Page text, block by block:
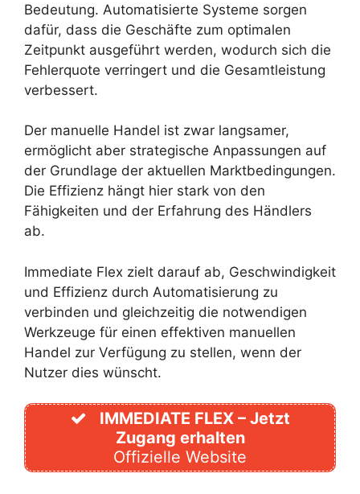
Bedeutung. Automatisierte Systeme sorgen
dafür, dass die Geschäfte zum optimalen
Zeitpunkt ausgeführt werden, wodurch sich die
Fehlerquote verringert und die Gesamtleistung
verbessert.
Der manuelle Handel ist zwar langsamer,
ermöglicht aber strategische Anpassungen auf
der Grundlage der aktuellen Marktbedingungen.
Die Effizienz hängt hier stark von den
Fähigkeiten und der Erfahrung des Händlers
ab.
Immediate Flex zielt darauf ab, Geschwindigkeit
und Effizienz durch Automatisierung zu
verbinden und gleichzeitig die notwendigen
Werkzeuge für einen effektiven manuellen
Handel zur Verfügung zu stellen, wenn der
Nutzer dies wünscht.
IMMEDIATE FLEX – Jetzt
Zugang erhalten
Offizielle Website